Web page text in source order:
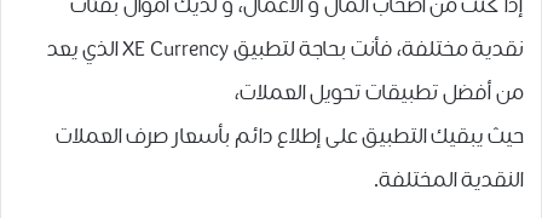
إذا كنت من اصحاب المال و الأعمال، و لديك أموال بفئات
نقدية مختلفة، فأنت بحاجة لتطبيق XE Currency الذي يعد
من أفضل تطبيقات تحويل العملات،
حيث يبقيك التطبيق على إطلاع دائم بأسعار صرف العملات
النقدية المختلفة.